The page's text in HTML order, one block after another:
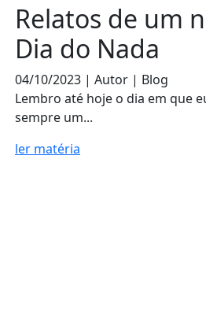
Relatos de um
Dia do Nada
04/10/2023 | Autor | Blog
Lembro até hoje o dia em que
sempre um...
ler matéria